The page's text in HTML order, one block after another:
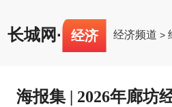
长城网· 经济 经济频道 >
海报集 | 2026年廊坊